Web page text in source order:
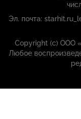
Эл. почта:
Copyright (с) ООО
Любое